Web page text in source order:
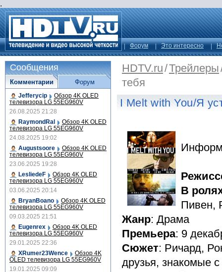
.
Форум Это интересно
HDTV.ru/Трейлеры
тебя
I Melt with You/Я
В
Пивен,
Жанр: Драма
Премьера: 9
Сюжет: Ричард,
друзья, знакомые
Сообщения
Комментарии
Jefferycip Обзор 4K OLED
телевизора LG 55EG960V
26.08.2025 21:28
RaymondRal
Обзор 4K OLED
телевизора LG 55EG960V
24.08.2025 19:02
Augustsoore
Обзор 4K OLED
телевизора LG 55EG960V
23.06.2025 19:28
LesliedeF
Обзор 4K OLED
телевизора LG 55EG960V
03.06.2025 20:14
BryanBoano
Обзор 4K OLED
телевизора LG 55EG960V
09.03.2025 21:51
Eugenrex
Обзор 4K OLED
телевизора LG 55EG960V
29.01.2025 22:36
XRumer23Wence
Обзор 4K
OLED телевизора LG 55EG960V
19.01.2025 09:09
Форум